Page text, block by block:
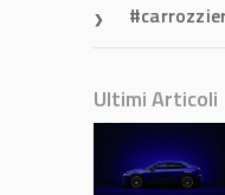
Ultimi Articoli